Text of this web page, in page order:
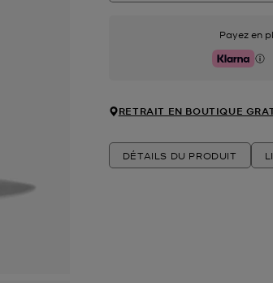
Payez en
Klarna
RETRAIT EN BOUTIQUE
DÉTAILS DU PRODUIT